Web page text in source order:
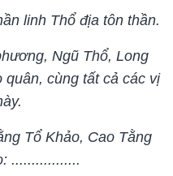
linh Thổ địa tôn thần.
Ngũ Thổ, Long
quân, cùng tất cả các vị
Tổ Khảo, Cao Tằng
.................